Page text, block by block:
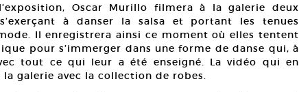
Oscar Murillo filmera à la galerie deux
à danser la salsa et portant les tenues
Il enregistrera ainsi ce moment où elles tentent
pour s’immerger dans une forme de danse qui, à
tout ce qui leur a été enseigné. La vidéo qui en
galerie avec la collection de robes.